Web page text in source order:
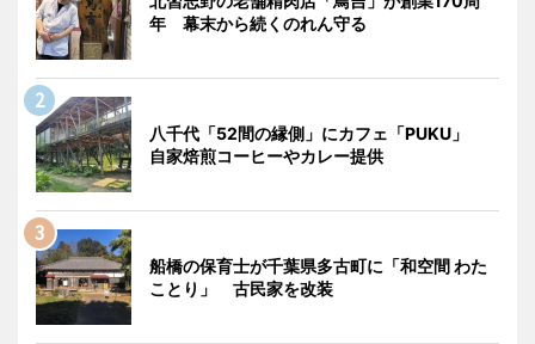
年 幕末から続くのれん守る
八千代「52間の縁側」にカフェ「PUKU」
自家焙煎コーヒーやカレー提供
船橋の保育士が千葉県多古町に「和空間 わた
ことり」 古民家を改装